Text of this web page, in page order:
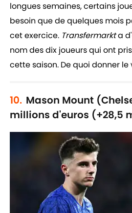
longues semaines, certains
besoin que de quelques mois
cet exercice. Transfermarkta
nom des dix joueurs qui ont
cette saison. De quoi donner le
10. Mason Mount
millions d'euros (+28,5